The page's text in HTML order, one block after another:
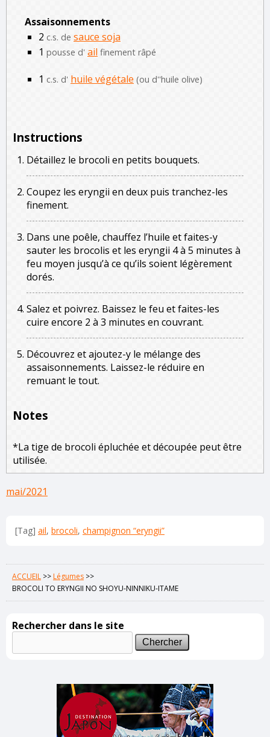
Assaisonnements
2 c.s. de sauce soja
1 pousse d' ail finement râpé
1 c.s. d' huile végétale (ou d''huile olive)
Instructions
Détaillez le brocoli en petits bouquets.
Coupez les eryngii en deux puis tranchez-les
finement.
Dans une poêle, chauffez l’huile et faites-y
sauter les brocolis et les eryngii 4 à 5 minutes à
feu moyen jusqu’à ce qu’ils soient légèrement
dorés.
Salez et poivrez. Baissez le feu et faites-les
cuire encore 2 à 3 minutes en couvrant.
Découvrez et ajoutez-y le mélange des
assaisonnements. Laissez-le réduire en
remuant le tout.
Notes
*La tige de brocoli épluchée et découpée peut être
utilisée.
mai/2021
[Tag] ail, brocoli, champignon “eryngii”
ACCUEIL >>Légumes >>
BROCOLI TO ERYNGII NO SHOYU-NINNIKU-ITAME
Rechercher dans le site